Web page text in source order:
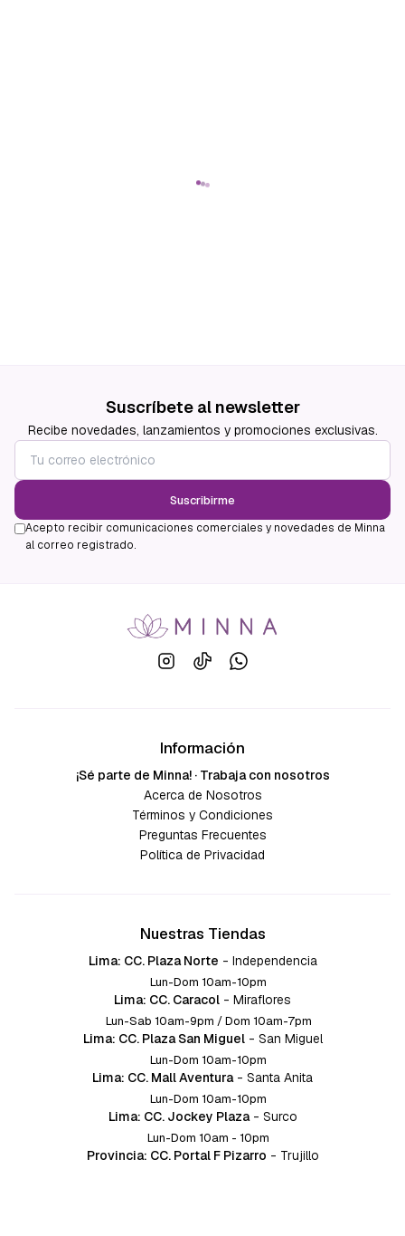
Suscríbete al newsletter
Recibe novedades, lanzamientos y promociones exclusivas.
Suscribirme
Acepto recibir comunicaciones comerciales y novedades de Minna
al correo registrado.
Información
¡Sé parte de Minna! · Trabaja con nosotros
Acerca de Nosotros
Términos y Condiciones
Preguntas Frecuentes
Política de Privacidad
Nuestras Tiendas
Lima: CC. Plaza Norte - Independencia
Lun-Dom 10am-10pm
Lima: CC. Caracol - Miraflores
Lun-Sab 10am-9pm / Dom 10am-7pm
Lima: CC. Plaza San Miguel - San Miguel
Lun-Dom 10am-10pm
Lima: CC. Mall Aventura - Santa Anita
Lun-Dom 10am-10pm
Lima: CC. Jockey Plaza - Surco
Lun-Dom 10am - 10pm
Provincia: CC. Portal F Pizarro - Trujillo